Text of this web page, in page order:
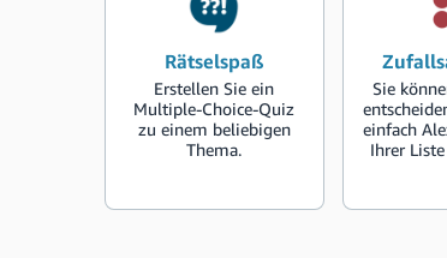
Rätselspaß
Erstellen Sie ein
Multiple-Choice-Quiz
zu einem beliebigen
Thema.
Sie
einfach
Ihrer